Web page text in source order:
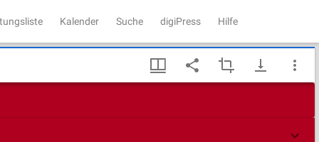
Kalender Suche digiPress Hilfe